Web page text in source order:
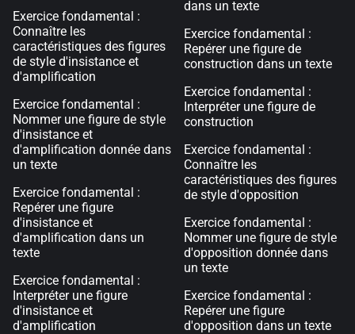
Exercice fondamental :
Connaître les
caractéristiques des figures
de style d'insistance et
d'amplification
Exercice fondamental :
Nommer une figure de style
d'insistance et
d'amplification donnée dans
un texte
Exercice fondamental :
Repérer une figure
d'insistance et
d'amplification dans un
texte
Exercice fondamental :
Interpréter une figure
d'insistance et
d'amplification
dans un texte
Exercice fondamental :
Repérer une figure de
construction dans un texte
Exercice fondamental :
Interpréter une figure de
construction
Exercice fondamental :
Connaître les
caractéristiques des figures
de style d'opposition
Exercice fondamental :
Nommer une figure de style
d'opposition donnée dans
un texte
Exercice fondamental :
Repérer une figure
d'opposition dans un texte